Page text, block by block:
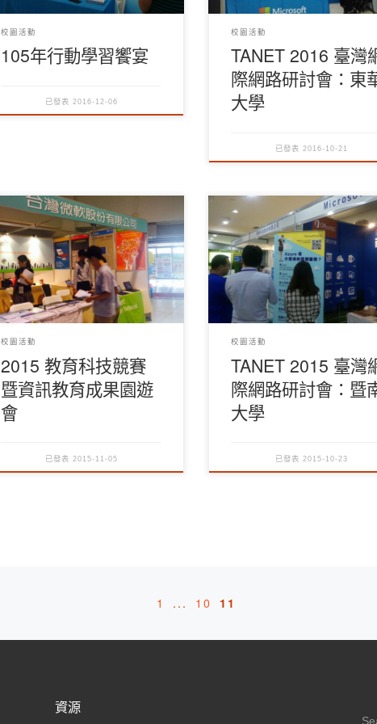
校園活動
105年行動學習饗宴
已發表 2016-12-06
校園活動
TANET 2016 臺灣
際網路研討會：東
大學
已發表 2016-10-21
校園活動
2015 教育科技競賽
暨資訊教育成果園遊
會
已發表 2015-11-05
校園活動
TANET 2015 臺灣
際網路研討會：暨
大學
已發表 2015-10-23
1 ... 10 11
資源